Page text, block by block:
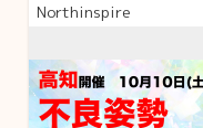
Northinspire